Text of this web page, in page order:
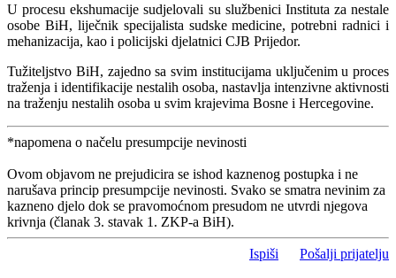
U procesu ekshumacije sudjelovali su službenici Instituta za nestale
osobe BiH, liječnik specijalista sudske medicine, potrebni radnici i
mehanizacija, kao i policijski djelatnici CJB Prijedor.
Tužiteljstvo BiH, zajedno sa svim institucijama uključenim u proces
traženja i identifikacije nestalih osoba, nastavlja intenzivne aktivnosti
na traženju nestalih osoba u svim krajevima Bosne i Hercegovine.
*napomena o načelu presumpcije nevinosti
Ovom objavom ne prejudicira se ishod kaznenog postupka i ne
narušava princip presumpcije nevinosti. Svako se smatra nevinim za
kazneno djelo dok se pravomoćnom presudom ne utvrdi njegova
krivnja (članak 3. stavak 1. ZKP-a BiH).
Ispiši Pošalji prijatelju